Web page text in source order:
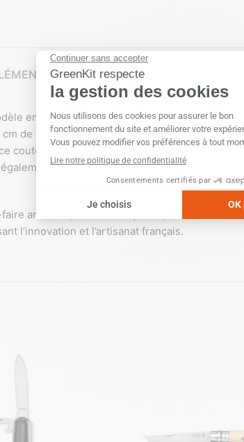
À PROPOS DE LA MARQUE
emblématique qui se distingue par sa lame
de longueur et pesant seulement 45 g est à
couteau idéal pour une utilisation
une personnalisation pargravure laser
artisanal, combinant qualité, durabilité et
l’innovation et l’artisanat français.